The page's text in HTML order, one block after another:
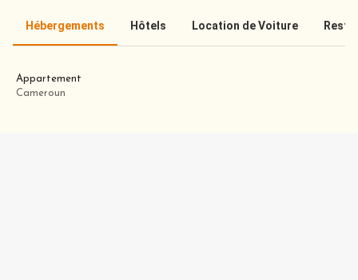
Hébergements Hôtels Location de Voiture
Appartement
Cameroun